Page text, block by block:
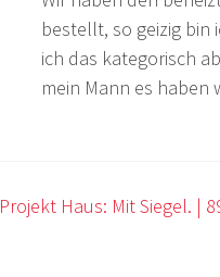
bestellt, so geizig bin
ich das kategorisch
mein Mann es haben
Projekt Haus: Mit Siegel. |